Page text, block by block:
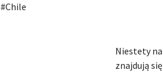
#Chile
Niestety
znajdują